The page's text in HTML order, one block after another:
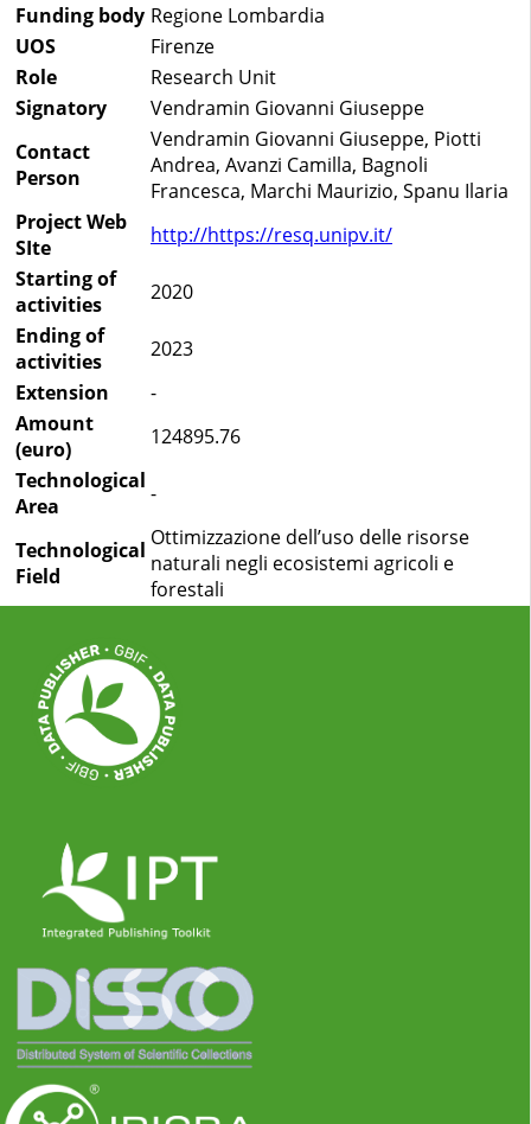
Funding body Regione Lombardia
UOS
Firenze
Role
Research Unit
Signatory
Vendramin Giovanni Giuseppe
Contact
Person
Vendramin Giovanni Giuseppe, Piotti
Andrea, Avanzi Camilla, Bagnoli
Francesca, Marchi Maurizio, Spanu Ilaria
Project Web
SIte
http://https://resq.unipv.it/
Starting of
activities
2020
Ending of
activities
2023
Extension
-
Amount
(euro)
124895.76
Technological
Area
-
Technological
Field
Ottimizzazione dell’uso delle risorse
naturali negli ecosistemi agricoli e
forestali